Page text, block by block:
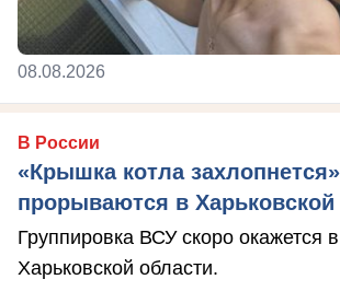
08.08.2026
В России
«Крышка котла
прорываются в Харьковской
Группировка ВСУ скоро окажется
Харьковской области.